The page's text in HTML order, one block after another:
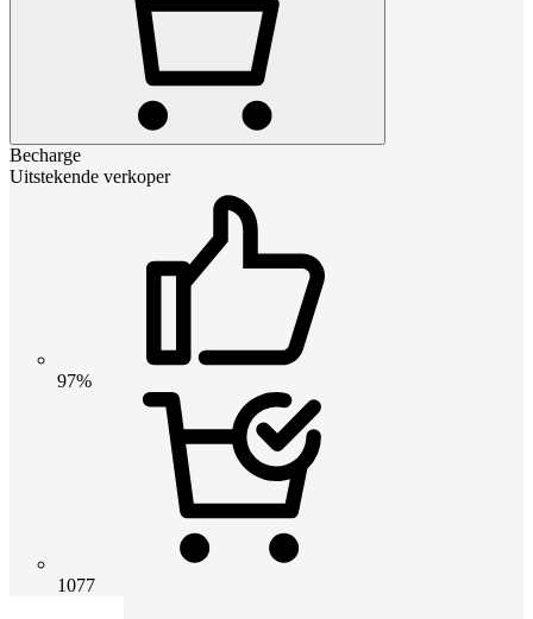
Becharge
Uitstekende verkoper
97%
1077